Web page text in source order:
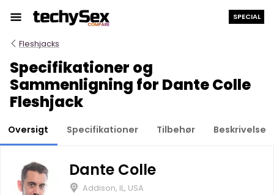
indholdet
SPECIAL
Fleshjacks
Specifikationer og
Sammenligning for Dante Colle
Fleshjack
Oversigt Specifikationer Tilbehør Beskrivelse
Dante Colle
Addison, IL, USA